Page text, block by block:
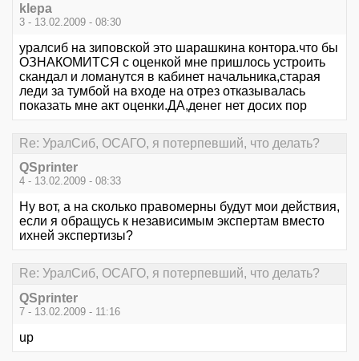
klepa
3 - 13.02.2009 - 08:30
уралсиб на зиповской это шарашкина контора.что бы
ОЗНАКОМИТСЯ с оценкой мне пришлось устроить
скандал и ломанутся в кабинет начальника,старая
леди за тумбой на входе на отрез отказывалась
показать мне акт оценки.ДА,денег нет досих пор
Re: УралСиб, ОСАГО, я потерпевший, что делать?
QSprinter
4 - 13.02.2009 - 08:33
Ну вот, а на сколько правомерны будут мои действия,
если я обращусь к независимым экспертам вместо
ихней экспертизы?
Re: УралСиб, ОСАГО, я потерпевший, что делать?
QSprinter
7 - 13.02.2009 - 11:16
up